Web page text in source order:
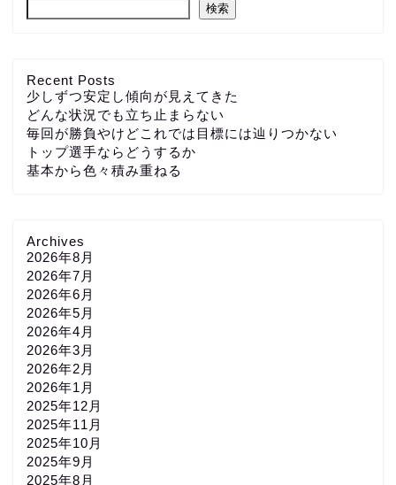
検索
Recent Posts
少しずつ安定し傾向が見えてきた
どんな状況でも立ち止まらない
毎回が勝負やけどこれでは目標には辿りつかない
トップ選手ならどうするか
基本から色々積み重ねる
Archives
2026年8月
2026年7月
2026年6月
2026年5月
2026年4月
2026年3月
2026年2月
2026年1月
2025年12月
2025年11月
2025年10月
2025年9月
2025年8月